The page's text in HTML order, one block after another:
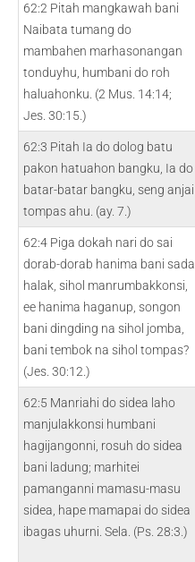
62:2 Pitah mangkawah bani
Naibata tumang do
mambahen marhasonangan
tonduyhu, humbani do roh
haluahonku. (2 Mus. 14:14;
Jes. 30:15.)
62:3 Pitah Ia do dolog batu
pakon hatuahon bangku, Ia do
batar-batar bangku, seng anjai
tompas ahu. (ay. 7.)
62:4 Piga dokah nari do sai
dorab-dorab hanima bani sada
halak, sihol manrumbakkonsi,
ee hanima haganup, songon
bani dingding na sihol jomba,
bani tembok na sihol tompas?
(Jes. 30:12.)
62:5 Manriahi do sidea laho
manjulakkonsi humbani
hagijangonni, rosuh do sidea
bani ladung; marhitei
pamanganni mamasu-masu
sidea, hape mamapai do sidea
ibagas uhurni. Sela. (Ps. 28:3.)